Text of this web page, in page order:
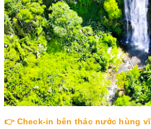
👉 Check-in bên thác nước hùng vĩ